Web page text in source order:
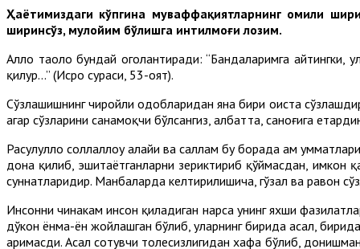
Ҳаётимиздаги кўпгина муваффақиятларнинг омили
ширинсўз, мулойим бўлишга интилмоғи лозим.
Аллоҳ таоло бундай огоҳлантиради: “Бандаларимга айтингки,
қилур...” (Исро сураси, 53-оят).
Сўзлашишнинг чиройли одобларидан яна бири оҳиста
агар сўзларини санамоқчи бўлсангиз, албатта, саноғига
Расулуллоҳ соллаллоҳу алайҳи ва саллам бу борада ҳам
дона қилиб, эшитаётганларни зериктириб қўймасдан, имкон
суннатларидир. Манбаларда келтирилишича, гўзал ва равон
Инсонни чинакам инсон қиладиган нарса унинг яхши
дўкон ёнма-ён жойлашган бўлиб, уларнинг бирида асал,
аримасди. Асал сотувчи толесизлигидан хафа бўлиб,